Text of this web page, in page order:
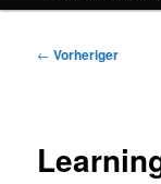
Beitragsnavigation
← Vorheriger